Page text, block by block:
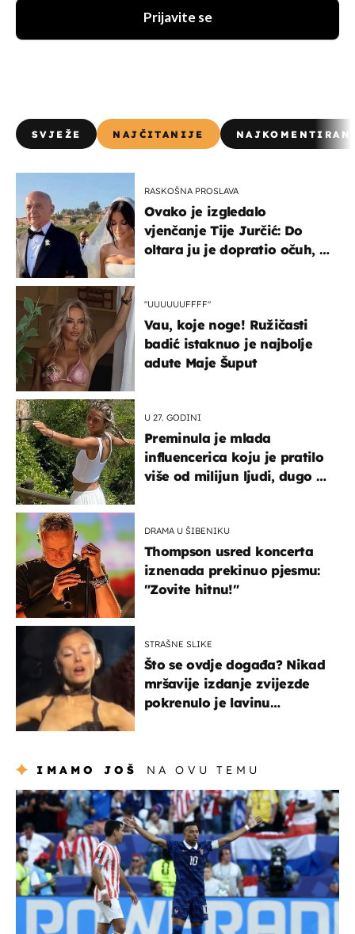
Prijavite se
SVJEŽE NAJČITANIJE
RASKOŠNA PROSLAVA
Ovako je izgledalo
vjenčanje Tije Jurčić: Do
oltara ju je dopratio očuh, a
"UUUUUUFFFF"
Vau, koje noge! Ružičasti
badić istaknuo je najbolje
adute Maje Šuput
U 27. GODINI
Preminula je mlada
influencerica koju je pratilo
više od milijun ljudi, dugo se
DRAMA U ŠIBENIKU
Thompson usred koncerta
iznenada prekinuo pjesmu:
"Zovite hitnu!"
STRAŠNE SLIKE
Što se ovdje događa? Nikad
mršavije izdanje zvijezde
pokrenulo je lavinu
IMAMO JOŠ NA OVU TEMU
svjetsko prvenstvo 2026